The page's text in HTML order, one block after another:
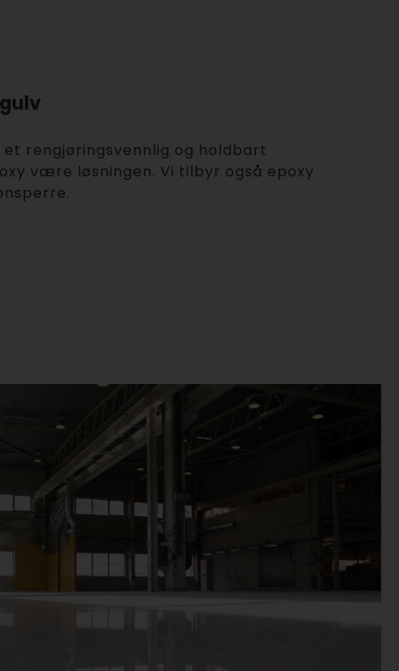
et rengjøringsvennlig og holdbart
være løsningen. Vi tilbyr også epoxy